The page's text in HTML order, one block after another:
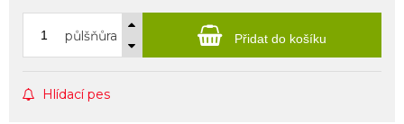
půlšňůra Přidat do košíku
Hlídací pes